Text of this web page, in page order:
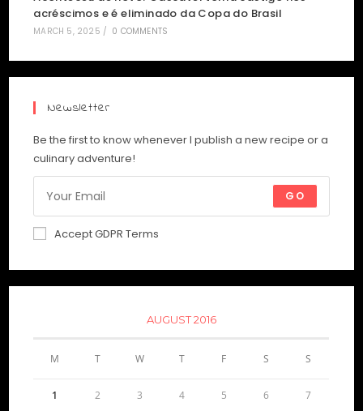
acréscimos e é eliminado da Copa do Brasil
MARCH 5, 2025 / 0 COMMENTS
Newsletter
Be the first to know whenever I publish a new recipe or a
culinary adventure!
GO
Accept GDPR Terms
AUGUST 2016
M T W T F S S
1 2 3 4 5 6 7